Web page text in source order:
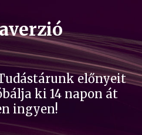
előnyeit
ki 14 napon át
ingyen!